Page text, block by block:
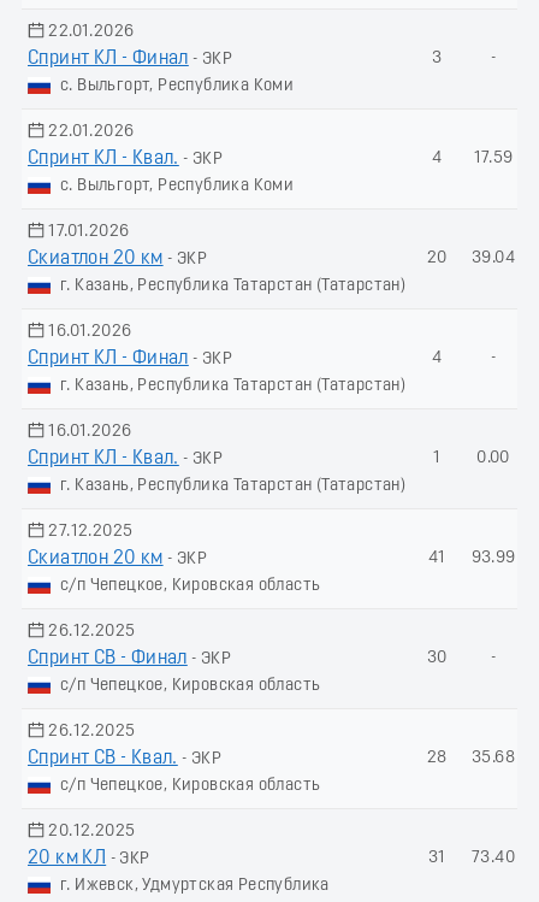
22.01.2026
Спринт КЛ - Финал - ЭКР
с. Выльгорт, Республика Коми
3 -
22.01.2026
Спринт КЛ - Квал. - ЭКР
с. Выльгорт, Республика Коми
4 17.59
17.01.2026
Скиатлон 20 км - ЭКР
г. Казань, Республика Татарстан (Татарстан)
20 39.04
16.01.2026
Спринт КЛ - Финал - ЭКР
г. Казань, Республика Татарстан (Татарстан)
4 -
16.01.2026
Спринт КЛ - Квал. - ЭКР
г. Казань, Республика Татарстан (Татарстан)
1 0.00
27.12.2025
Скиатлон 20 км - ЭКР
с/п Чепецкое, Кировская область
41 93.99
26.12.2025
Спринт СВ - Финал - ЭКР
с/п Чепецкое, Кировская область
30 -
26.12.2025
Спринт СВ - Квал. - ЭКР
с/п Чепецкое, Кировская область
28 35.68
20.12.2025
20 км КЛ
- ЭКР
г. Ижевск, Удмуртская Республика
31 73.40